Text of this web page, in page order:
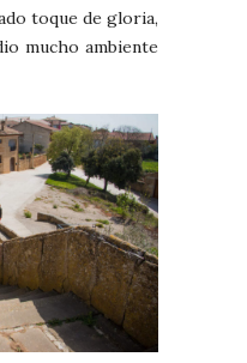
toque de gloria,
mucho ambiente